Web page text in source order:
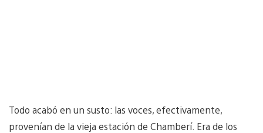
Todo acabó en un susto: las voces, efectivamente,
provenían de la vieja estación de Chamberí. Era de los